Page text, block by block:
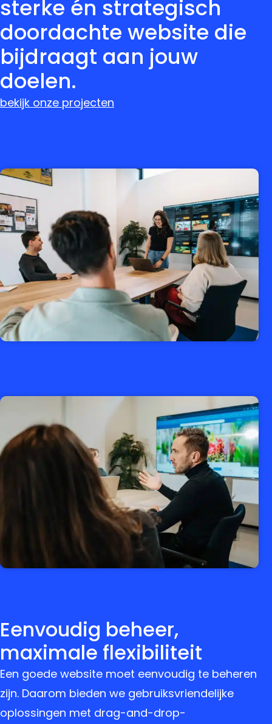
sterke én strategisch
doordachte website die
bijdraagt aan jouw
doelen.
bekijk onze projecten
Eenvoudig beheer,
maximale flexibiliteit
Een goede website moet eenvoudig te beheren
zijn. Daarom bieden we gebruiksvriendelijke
oplossingen met drag-and-drop-